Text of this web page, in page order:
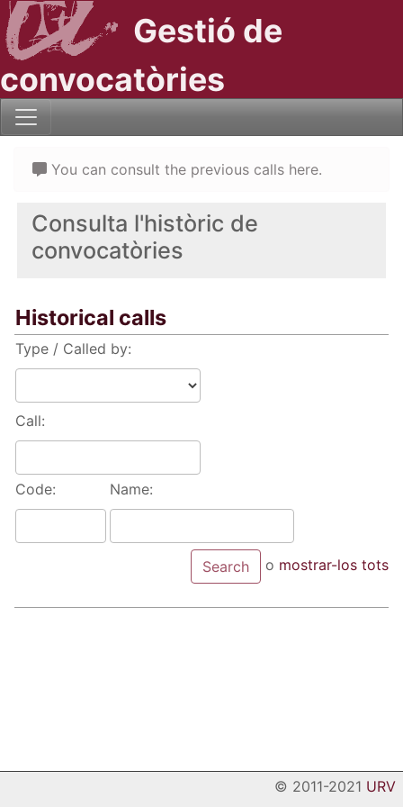
Gestió de
convocatòries
Consulta l'històric de
convocatòries
Historical calls
Type / Called by:
Call:
Code: Name:
o mostrar-los tots
You can consult the previous calls here.
© 2011-2021 URV